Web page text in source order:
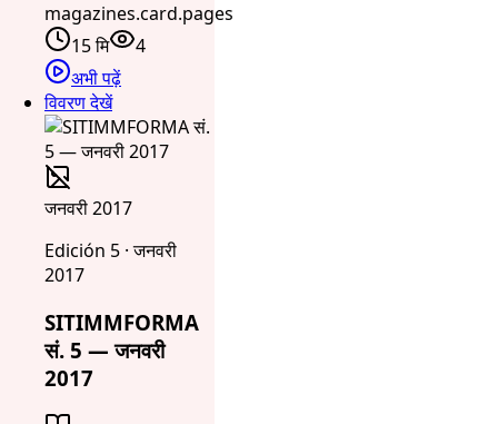
magazines.card.pages
15 मि
4
अभी पढ़ें
विवरण देखें
जनवरी 2017
Edición 5 · जनवरी
2017
SITIMMFORMA
सं. 5 — जनवरी
2017